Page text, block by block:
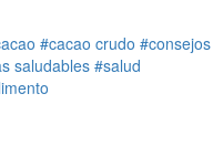
#cacao crudo #consejos
saludables #salud